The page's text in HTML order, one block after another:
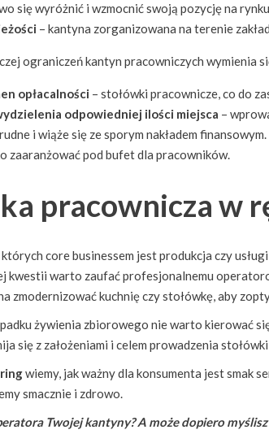
się wyróżnić i wzmocnić swoją pozycję na
– kantyna zorganizowana na terenie
ograniczeń kantyn pracowniczych wymienia
opłacalności – stołówki pracownicze, co do
odpowiedniej ilości miejsca –
i wiąże się ze sporym nakładem
zaaranżować pod bufet dla pracowników.
pracownicza w
core businessem jest produkcja czy
kwestii warto zaufać profesjonalnemu
zmodernizować kuchnię czy stołówkę, aby
żywienia zbiorowego nie warto kierować
się z założeniami i celem prowadzenia
wiemy, jak ważny dla konsumenta jest smak
smacznie i zdrowo.
Twojej kantyny? A może dopiero